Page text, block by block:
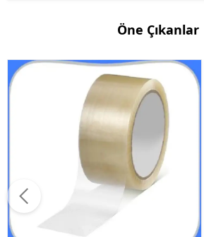
Öne Çıkanlar